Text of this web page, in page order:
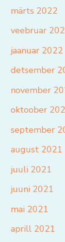
märts 2022
veebruar
jaanuar 2022
detsember
november
oktoober
september
august 2021
juuli 2021
juuni 2021
mai 2021
aprill 2021